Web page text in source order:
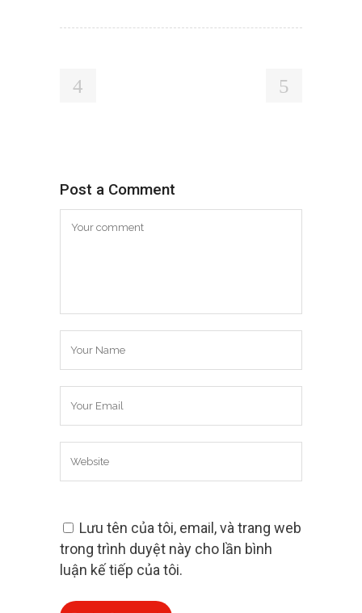
Post a Comment
Lưu tên của tôi, email, và trang web
trong trình duyệt này cho lần bình
luận kế tiếp của tôi.